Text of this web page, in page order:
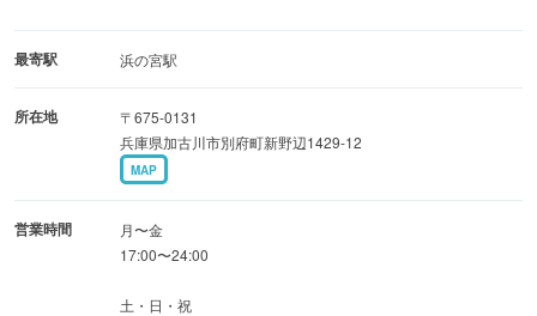
最寄駅 浜の宮駅
所在地
〒675-0131
兵庫県加古川市別府町新野辺1429-12
MAP
営業時間
月〜金
17:00〜24:00
土・日・祝